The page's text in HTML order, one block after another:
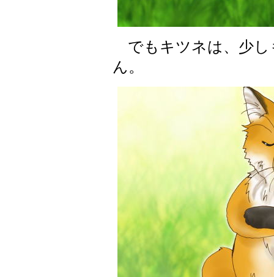
でもキツネは、少し
ん。